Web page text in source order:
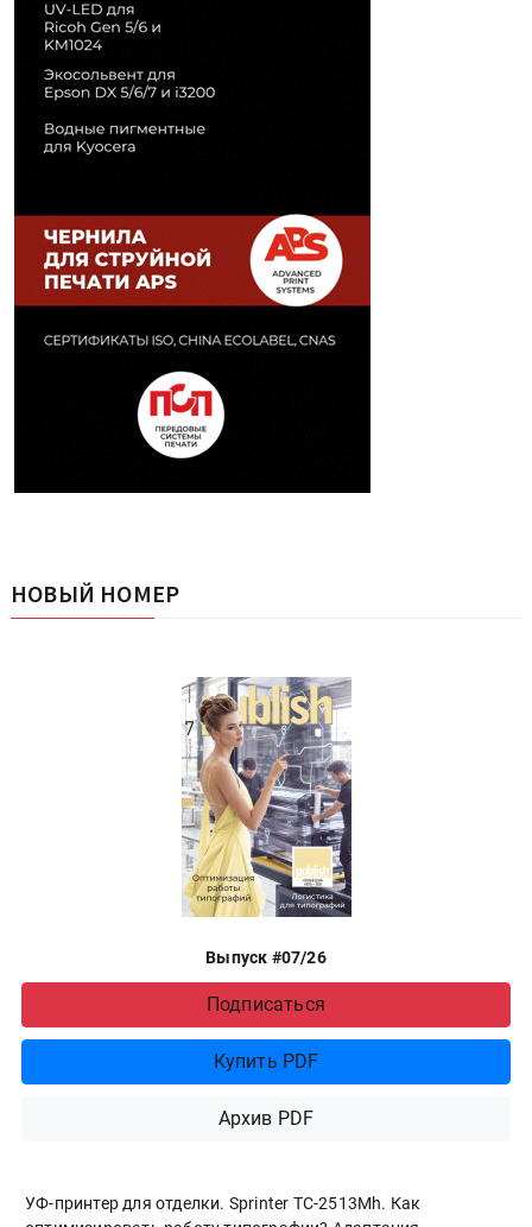
НОВЫЙ НОМЕР
Выпуск #07/26
Подписаться
Купить PDF
Архив PDF
УФ-принтер для отделки. Sprinter ТС-2513Mh. Как